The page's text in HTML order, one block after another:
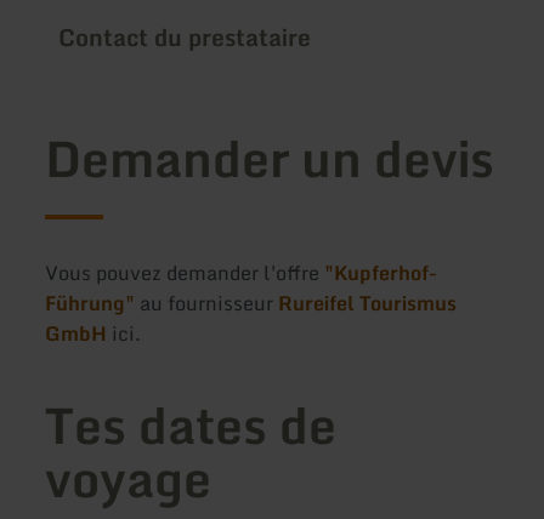
Contact du prestataire
Demander un devis
Vous pouvez demander l'offre "Kupferhof-
Führung" au fournisseurRureifel Tourismus
GmbH ici.
Tes dates de
voyage